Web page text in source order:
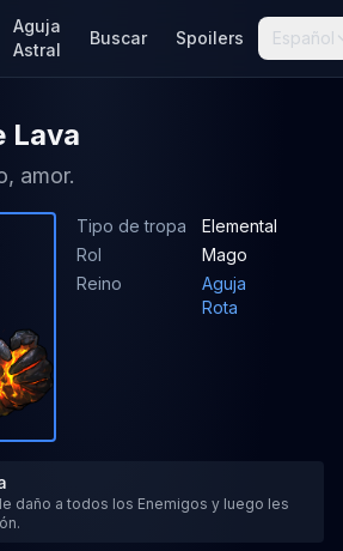
Aguja
Astral
Buscar Spoilers Español
Lava
amor.
Tipo de tropa
Elemental
Rol
Mago
Reino
Aguja
Rota
daño a todos los Enemigos y luego les